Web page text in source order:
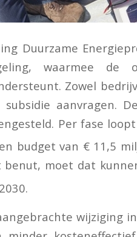
Duurzame
waarmee de
Zowel
subsidie aanvragen.
Per fase
budget van € 11,5
benut, moet dat
wijziging